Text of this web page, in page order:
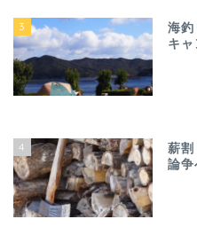
3
海釣
キ
4
薪割
論争